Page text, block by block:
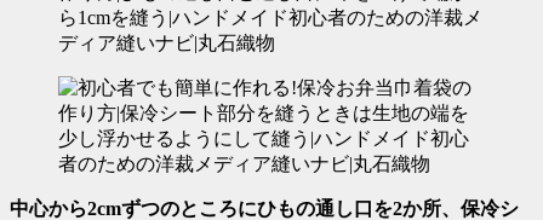
中心から2cmずつのところにひもの通し口を2か所、保冷シ